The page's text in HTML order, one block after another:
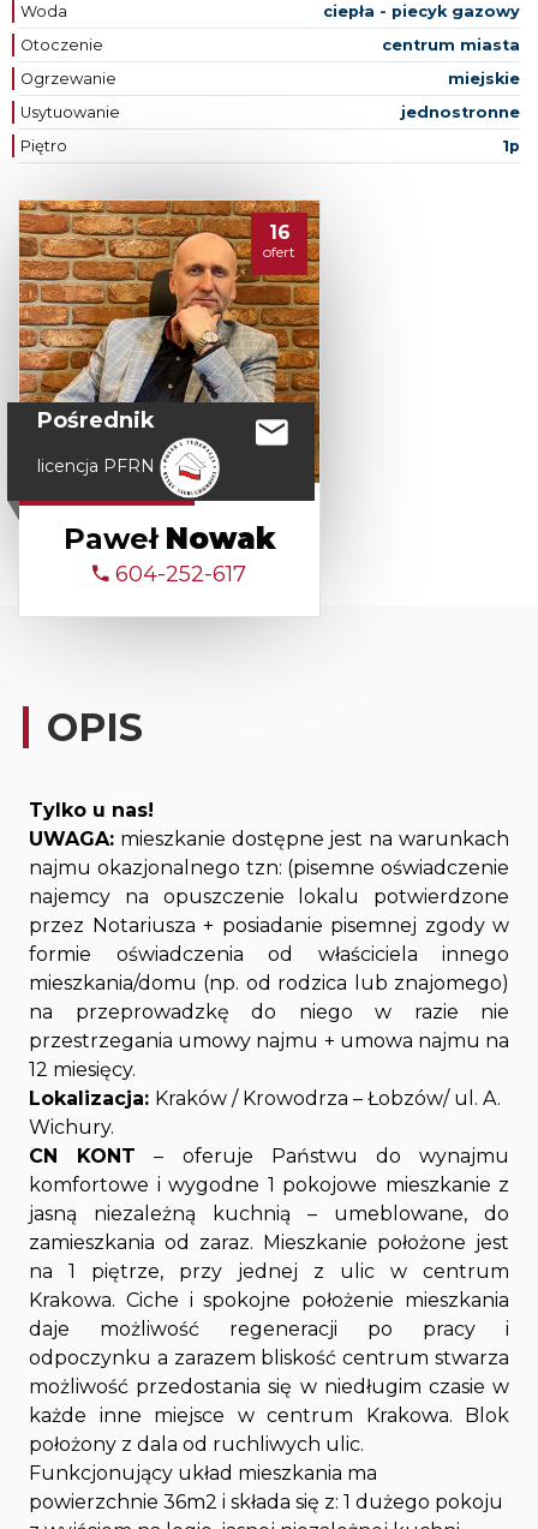
Woda
ciepła - piecyk gazowy
Otoczenie
centrum miasta
Ogrzewanie
miejskie
Usytuowanie
jednostronne
Piętro
1p
16
ofert
Pośrednik
licencja PFRN
Paweł Nowak
604-252-617
OPIS
Tylko u nas!
UWAGA: mieszkanie dostępne jest na warunkach
najmu okazjonalnego tzn: (pisemne oświadczenie
najemcy na opuszczenie lokalu potwierdzone
przez Notariusza + posiadanie pisemnej zgody w
formie oświadczenia od właściciela innego
mieszkania/domu (np. od rodzica lub znajomego)
na przeprowadzkę do niego w razie nie
przestrzegania umowy najmu + umowa najmu na
12 miesięcy.
Lokalizacja: Kraków / Krowodrza – Łobzów/ ul. A.
Wichury.
CN KONT – oferuje Państwu do wynajmu
komfortowe i wygodne 1 pokojowe mieszkanie z
jasną niezależną kuchnią – umeblowane, do
zamieszkania od zaraz. Mieszkanie położone jest
na 1 piętrze, przy jednej z ulic w centrum
Krakowa. Ciche i spokojne położenie mieszkania
daje możliwość regeneracji po pracy i
odpoczynku a zarazem bliskość centrum stwarza
możliwość przedostania się w niedługim czasie w
każde inne miejsce w centrum Krakowa. Blok
położony z dala od ruchliwych ulic.
Funkcjonujący układ mieszkania ma
powierzchnie 36m2 i składa się z: 1 dużego pokoju